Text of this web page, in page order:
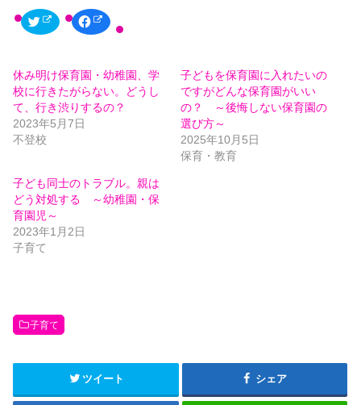
ク
ッ
て
T
w
i
t
t
e
r
で
新
し
い
ウ
ィ
ン
ド
ウ
F
c
o
k
で
共
有
ッ
ク
し
き
ま
す
)
休み明け保育園・幼稚園、学
校に行きたがらない。どうし
て、行き渋りするの？
2023年5月7日
不登校
子どもを保育園に入れたいの
ですがどんな保育園がいい
の？ ～後悔しない保育園の
選び方～
2025年10月5日
保育・教育
子ども同士のトラブル。親は
どう対処する ～幼稚園・保
育園児～
2023年1月2日
子育て
子育て
ツイート シェア